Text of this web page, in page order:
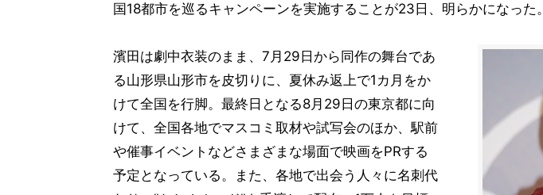
国18都市を巡るキャンペーンを実施することが23日、明らかになった。
濱田は劇中衣装のまま、7月29日から同作の舞台であ
る山形県山形市を皮切りに、夏休み返上で1カ月をか
けて全国を行脚。最終日となる8月29日の東京都に向
けて、全国各地でマスコミ取材や試写会のほか、駅前
や催事イベントなどさまざまな場面で映画をPRする
予定となっている。また、各地で出会う人々に名刺代